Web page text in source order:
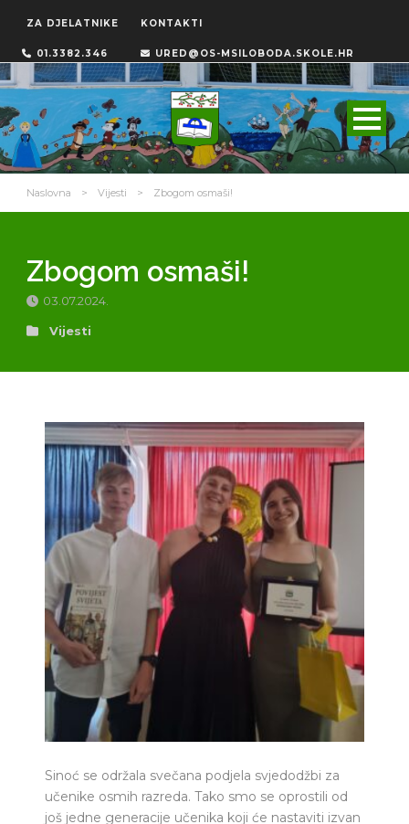
ZA DJELATNIKE KONTAKTI
01.3382.346 URED@OS-MSILOBODA.SKOLE.HR
Naslovna > Vijesti > Zbogom osmaši!
Zbogom osmaši!
03.07.2024.
Vijesti
Sinoć se održala svečana podjela svjedodžbi za
učenike osmih razreda. Tako smo se oprostili od
još jedne generacije učenika koji će nastaviti izvan